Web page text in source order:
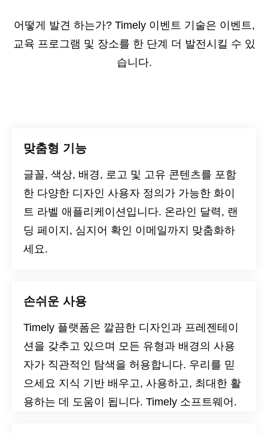
어떻게 발견 하는가? Timely 이벤트 기술은 이벤트,
교육 프로그램 및 장소를 한 단계 더 발전시킬 수 있
습니다.
맞춤형 기능
글꼴, 색상, 배경, 로고 및 고유 콘텐츠를 포함
한 다양한 디자인 사용자 정의가 가능한 화이
트 라벨 애플리케이션입니다. 온라인 달력, 랜
딩 페이지, 심지어 확인 이메일까지 맞춤화하
세요.
손쉬운 사용
Timely 플랫폼은 깔끔한 디자인과 프레젠테이
션을 갖추고 있으며 모든 유형과 배경의 사용
자가 직관적인 탐색을 허용합니다. 우리를 믿
으세요 지식 기반 배우고, 사용하고, 최대한 활
용하는 데 도움이 됩니다. Timely 소프트웨어.